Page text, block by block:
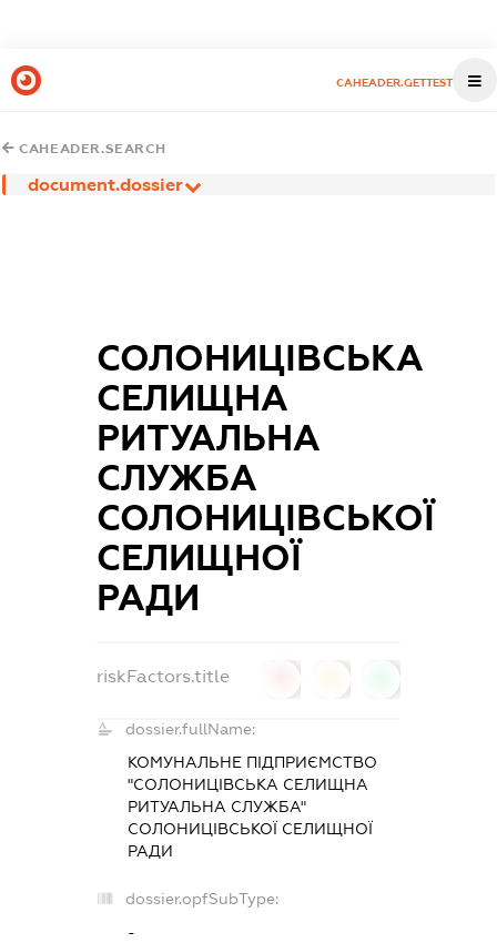
CAHEADER.GETTEST
CAHEADER.SEARCH
document.dossier
СОЛОНИЦІВСЬКА
СЕЛИЩНА
РИТУАЛЬНА
СЛУЖБА
СОЛОНИЦІВСЬКОЇ
СЕЛИЩНОЇ
РАДИ
riskFactors.title
dossier.fullName:
КОМУНАЛЬНЕ ПІДПРИЄМСТВО
"СОЛОНИЦІВСЬКА СЕЛИЩНА
РИТУАЛЬНА СЛУЖБА"
СОЛОНИЦІВСЬКОЇ СЕЛИЩНОЇ
РАДИ
dossier.opfSubType:
-